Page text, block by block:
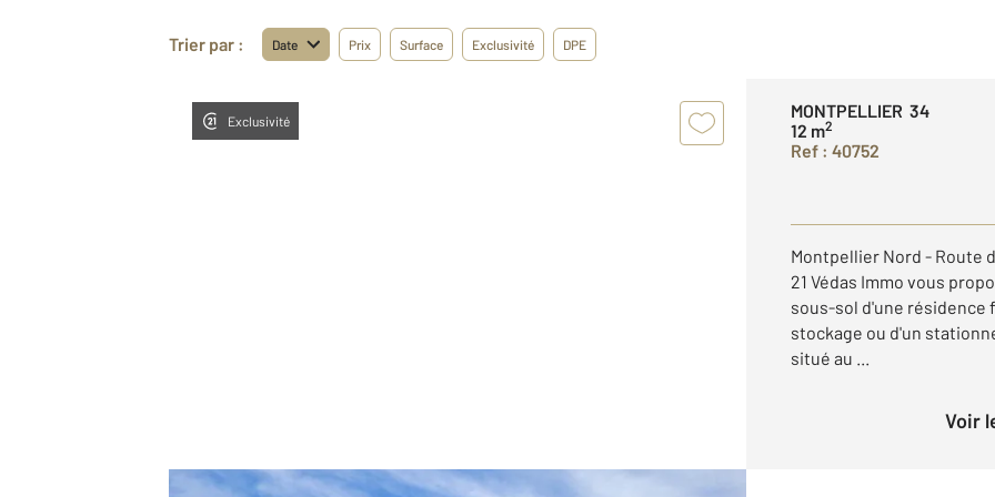
Trier par : Date Prix Surface Exclusivité DPE
Exclusivité
MONTPELLIER 34
12 m2
Ref : 40752
Montpellier Nord - Route
21 Védas Immo vous
sous-sol d'une résidence
stockage ou d'un
situé au ...
Voir